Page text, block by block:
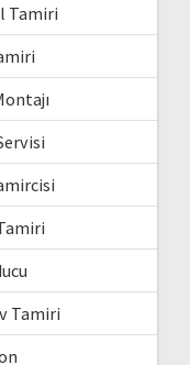
Tamiri
Tamiri